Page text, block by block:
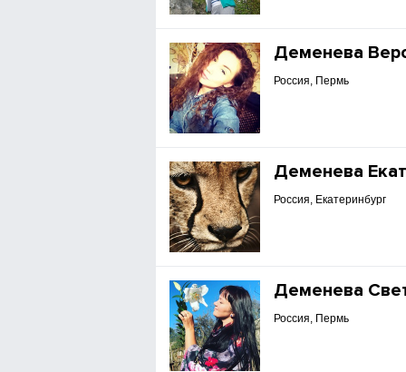
Деменева
Россия, Пермь
Деменева
Россия, Екатеринбург
Деменева
Россия, Пермь